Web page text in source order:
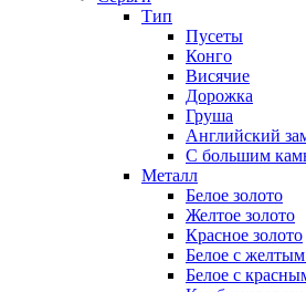
Тип
Пусеты
Конго
Висячие
Дорожка
Груша
Английский
С большим
Металл
Белое золото
Желтое золото
Красное золото
Белое с желтым
Белое с